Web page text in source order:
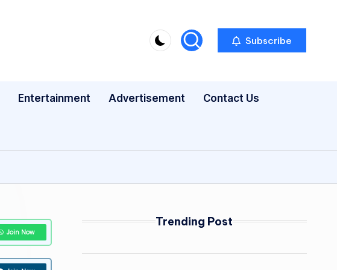
Subscribe
Entertainment Advertisement Contact Us
Join Now
Trending Post